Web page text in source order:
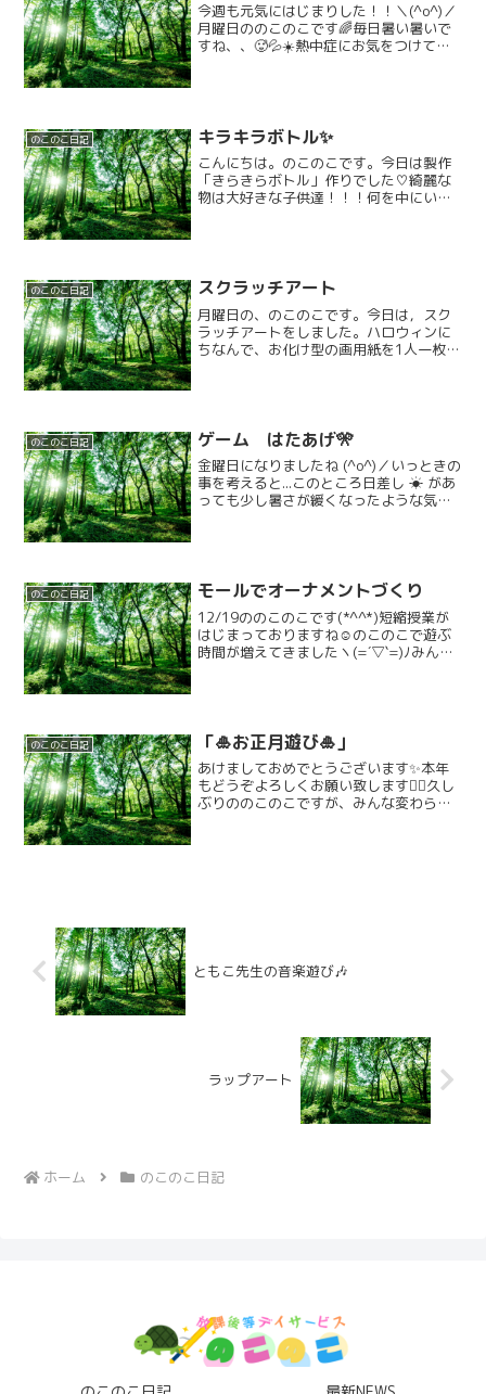
今週も元気にはじまりした！！＼(^o^)／
月曜日ののこのこです🌈毎日暑い暑いで
すね、、🥵💦☀️熱中症にお気をつけて、
のこのこ日記 キラキラボトル✨️
こんにちは。のこのこです。今日は製作
「きらきらボトル」作りでした♡綺麗な
物は大好きな子供達！！！何を中にいれ
のこのこ日記 スクラッチアート
月曜日の、のこのこです。今日は，スク
ラッチアートをしました。ハロウィンに
ちなんで、お化け型の画用紙を1人一枚渡
のこのこ日記 ゲーム はたあげ🎌
金曜日になりましたね (^o^)／いっときの
事を考えると...このところ日差し ☀ があ
っても少し暑さが緩くなったような気が
のこのこ日記 モールでオーナメントづくり
12/19ののこのこです(*^^*)短縮授業が
はじまっておりますね☺のこのこで遊ぶ
時間が増えてきましたヽ(=´▽`=)ﾉみんな
のこのこ日記 「🎍お正月遊び🎍」
あけましておめでとうございます✨本年
もどうぞよろしくお願い致します🙇‍♀️久し
ぶりののこのこですが、みんな変わらず
ともこ先生の音楽遊び🎶
ラップアート
ホーム のこのこ日記